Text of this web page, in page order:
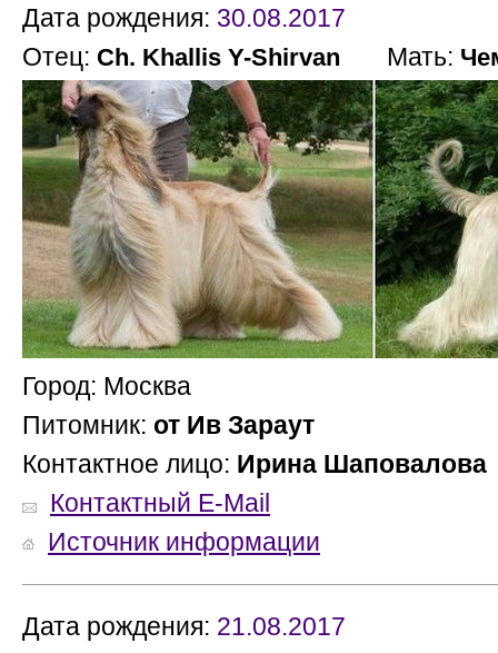
Дата рождения: 30.08.2017
Отец: Ch. Khallis Y-Shirvan Мать:
Город: Москва
Питомник: от Ив Зараут
Контактное лицо: Ирина Шаповалова
Контактный E-Mail
Источник информации
Дата рождения: 21.08.2017